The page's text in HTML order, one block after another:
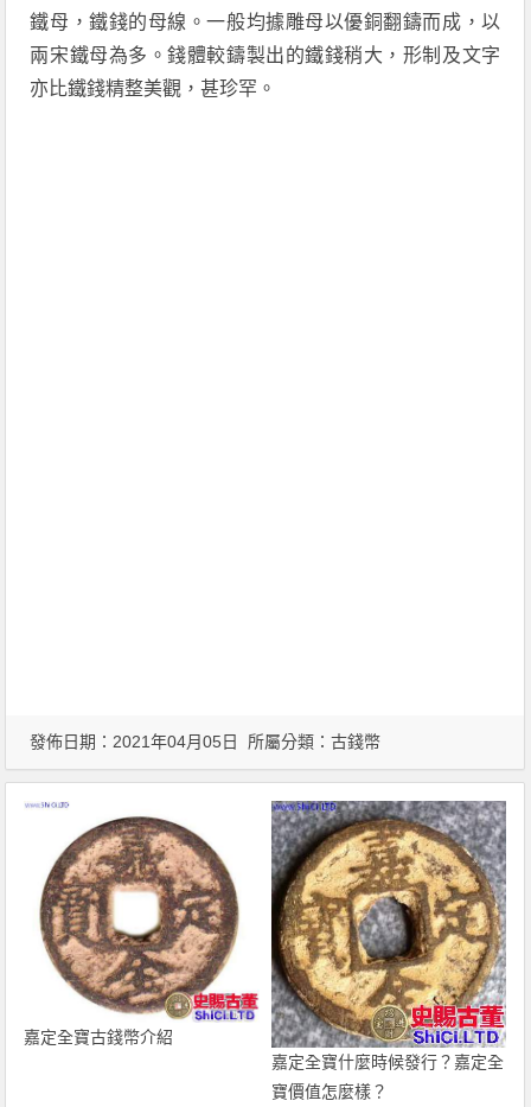
鐵母，鐵錢的母線。一般均據雕母以優銅翻鑄而成，以
兩宋鐵母為多。錢體較鑄製出的鐵錢稍大，形制及文字
亦比鐵錢精整美觀，甚珍罕。
發佈日期：2021年04月05日 所屬分類：古錢幣
嘉定全寶古錢幣介紹
嘉定全寶什麼時候發行？嘉定全
寶價值怎麼樣？